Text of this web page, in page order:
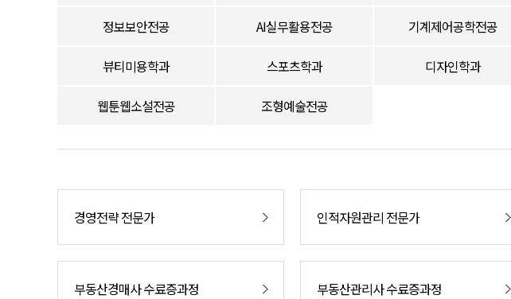
정보보안전공 AI실무활용전공 기계제어공학전공
뷰티미용학과 스포츠학과 디자인학과
웹툰웹소설전공 조형예술전공
경영전략 전문가 인적자원관리 전문가
부동산경매사 수료증과정 부동산관리사 수료증과정